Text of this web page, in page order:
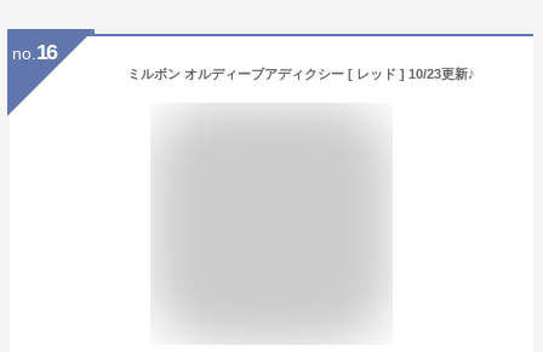
no. 16
ミルボン オルディーブアディクシー [ レッド ] 10/23更新♪